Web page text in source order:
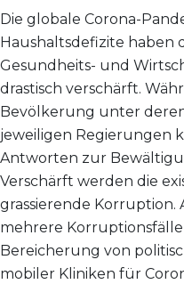
Die globale Corona-
Haushaltsdefizite haben
Gesundheits- und
drastisch verschärft.
Bevölkerung unter
jeweiligen Regierungen
Antworten zur
Verschärft werden die
grassierende
mehrere
Bereicherung von
mobiler Kliniken für